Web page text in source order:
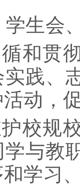
学生会
循和贯
践、
动，
护校规
与教
学习